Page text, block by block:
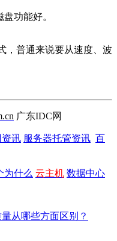
功能好。
，普通来说要从速度、波
广东IDC网
资讯 服务器托管资讯 百
为什么 云主机 数据中心
从哪些方面区别？